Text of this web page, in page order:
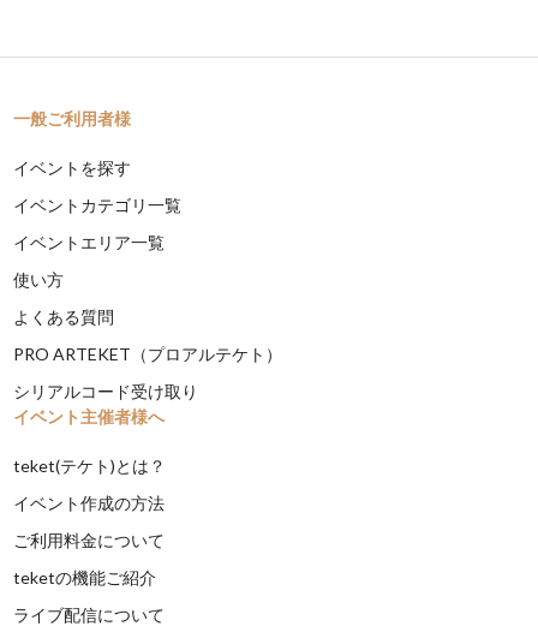
一般ご利用者様
イベントを探す
イベントカテゴリ一覧
イベントエリア一覧
使い方
よくある質問
PRO ARTEKET（プロアルテケト）
シリアルコード受け取り
イベント主催者様へ
teket(テケト)とは？
イベント作成の方法
ご利用料金について
teketの機能ご紹介
ライブ配信について